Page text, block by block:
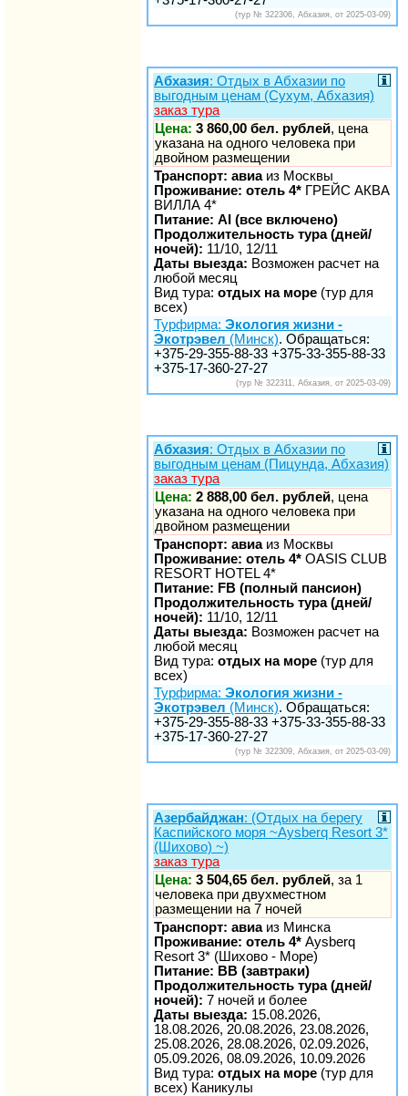
(тур № 322306, Абхазия, от 2025-03-09)
Абхазия: Отдых в Абхазии по
выгодным ценам (Сухум, Абхазия)
заказ тура
Цена: 3 860,00 бел. рублей, цена
указана на одного человека при
двойном размещении
Транспорт: авиаиз Москвы
Проживание: отель 4* ГРЕЙС АКВА
ВИЛЛА 4*
Питание: AI (все включено)
Продолжительность тура (дней/
ночей): 11/10, 12/11
Даты выезда: Возможен расчет на
любой месяц
Вид тура: отдых на море (тур для
всех)
Турфирма: Экология жизни -
Экотрэвел (Минск). Обращаться:
+375-29-355-88-33 +375-33-355-88-33
+375-17-360-27-27
(тур № 322311, Абхазия, от 2025-03-09)
Абхазия: Отдых в Абхазии по
выгодным ценам (Пицунда, Абхазия)
заказ тура
Цена: 2 888,00 бел. рублей, цена
указана на одного человека при
двойном размещении
Транспорт: авиаиз Москвы
Проживание: отель 4* OASIS CLUB
RESORT HOTEL 4*
Питание: FB (полный пансион)
Продолжительность тура (дней/
ночей): 11/10, 12/11
Даты выезда: Возможен расчет на
любой месяц
Вид тура: отдых на море (тур для
всех)
Турфирма: Экология жизни -
Экотрэвел (Минск). Обращаться:
+375-29-355-88-33 +375-33-355-88-33
+375-17-360-27-27
(тур № 322309, Абхазия, от 2025-03-09)
Азербайджан: (Отдых на берегу
Каспийского моря ~Aysberq Resort 3*
(Шихово) ~)
заказ тура
Цена: 3 504,65 бел. рублей, за 1
человека при двухместном
размещении на 7 ночей
Транспорт: авиаиз Минска
Проживание: отель 4* Aysberq
Resort 3* (Шихово - Море)
Питание: BB (завтраки)
Продолжительность тура (дней/
ночей): 7 ночей и более
Даты выезда: 15.08.2026,
18.08.2026, 20.08.2026, 23.08.2026,
25.08.2026, 28.08.2026, 02.09.2026,
05.09.2026, 08.09.2026, 10.09.2026
Вид тура: отдых на море (тур для
всех) Каникулы